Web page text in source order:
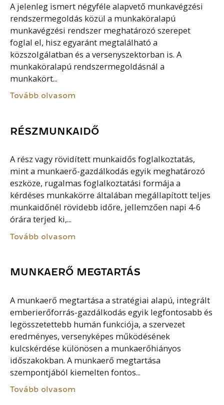
A jelenleg ismert négyféle alapvető munkavégzési
rendszermegoldás közül a munkaköralapú
munkavégzési rendszer meghatározó szerepet
foglal el, hisz egyaránt megtalálható a
közszolgálatban és a versenyszektorban is. A
munkaköralapú rendszermegoldásnál a
munkakört...
Tovább olvasom
RÉSZMUNKAIDŐ
A rész vagy rövidített munkaidős foglalkoztatás,
mint a munkaerő-gazdálkodás egyik meghatározó
eszköze, rugalmas foglalkoztatási formája a
kérdéses munkakörre általában megállapított teljes
munkaidőnél rövidebb időre, jellemzően napi 4-6
órára terjed ki,...
Tovább olvasom
MUNKAERŐ MEGTARTÁS
A munkaerő megtartása a stratégiai alapú, integrált
emberierőforrás-gazdálkodás egyik legfontosabb és
legösszetettebb humán funkciója, a szervezet
eredményes, versenyképes működésének
kulcskérdése különösen a munkaerőhiányos
időszakokban. A munkaerő megtartása
szempontjából kiemelten fontos...
Tovább olvasom